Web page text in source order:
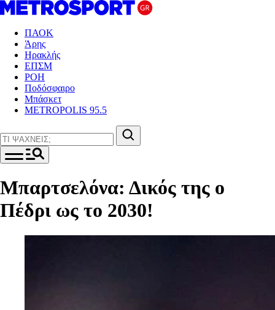
ΠΑΟΚ
Άρης
Ηρακλής
ΕΠΣΜ
ΡΟΗ
Ποδόσφαιρο
Μπάσκετ
METROPOLIS 95.5
Μπαρτσελόνα: Δικός της ο
Πέδρι ως το 2030!